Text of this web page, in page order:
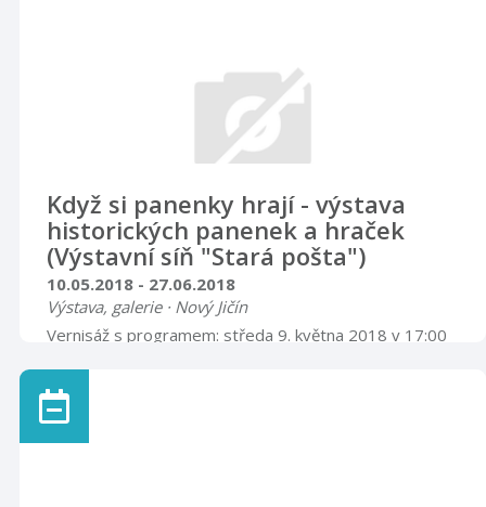
Když si panenky hrají - výstava
historických panenek a hraček
(Výstavní síň "Stará pošta")
10.05.2018 - 27.06.2018
Výstava, galerie · Nový Jičín
Vernisáž s programem: středa 9. května 2018 v 17:00